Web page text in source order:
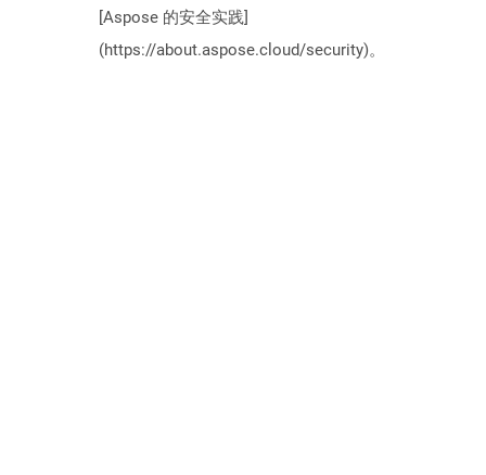
[Aspose 的安全实践]
(https://about.aspose.cloud/security)。